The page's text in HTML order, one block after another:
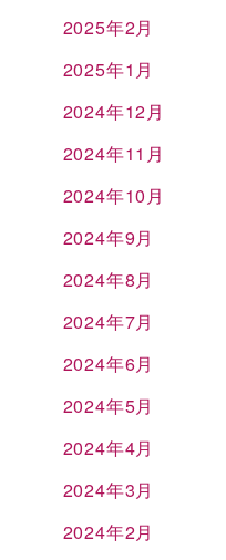
2025年2月
2025年1月
2024年12月
2024年11月
2024年10月
2024年9月
2024年8月
2024年7月
2024年6月
2024年5月
2024年4月
2024年3月
2024年2月